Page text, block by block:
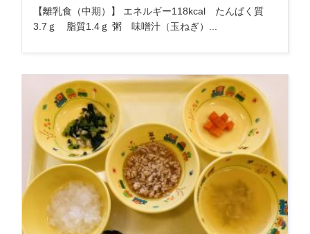
【離乳食（中期）】 エネルギー118kcal たんぱく質
3.7ｇ 脂質1.4ｇ 粥 味噌汁（玉ねぎ）...